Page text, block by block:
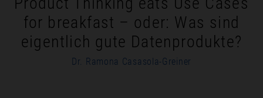
for breakfast – oder: Was sind
eigentlich gute Datenprodukte?
Dr. Ramona Casasola-Greiner